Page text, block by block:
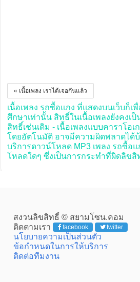
« เนื้อเพลง เราได้เจอกันแล้ว
เนื้อเพลง รถซื้อแกง ที่แสดงบนเว็บก็เ
ศึกษาเท่านั้น สิทธิ์ในเนื้อเพลงยังคงเ
สิทธิ์เช่นเดิม - เนื้อเพลงแบบคาราโอเ
โดยอัตโนมัติ อาจมีความผิดพลาดได้บ้
บริการดาวน์โหลด MP3 เพลง รถซื้อ
โหลดใดๆ ซึ่งเป็นการกระทำที่ผิดลิขสิ
สงวนลิขสิทธิ์ © สยามโซน.คอม
ติดตามเรา
facebook twitter
นโยบายความเป็นส่วนตัว
ข้อกำหนดในการให้บริการ
ติดต่อทีมงาน